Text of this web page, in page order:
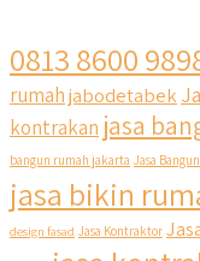
0813 8600
rumahjabodetabek
kontrakan jasa
bangun rumah jakarta Jasa
jasa bikin
design fasad Jasa Kontraktor